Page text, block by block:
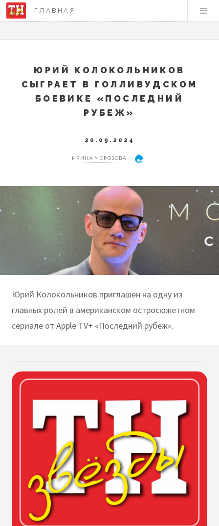
ГЛАВНАЯ
ЮРИЙ КОЛОКОЛЬНИКОВ
СЫГРАЕТ В ГОЛЛИВУДСКОМ
БОЕВИКЕ «ПОСЛЕДНИЙ
РУБЕЖ»
20.09.2024
ИРИНА МОРОЗОВА
Юрий Колокольников приглашен на одну из
главных ролей в американском остросюжетном
сериале от Apple TV+ «Последний рубеж».